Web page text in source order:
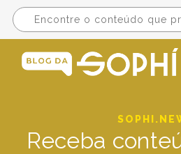
Receba